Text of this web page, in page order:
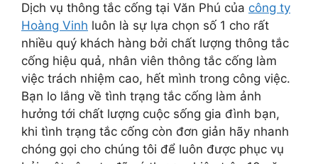
Dịch vụ thông tắc cống tại Văn Phú của công ty
Hoàng Vinh luôn là sự lựa chọn số 1 cho rất
nhiều quý khách hàng bởi chất lượng thông tắc
cống hiệu quả, nhân viên thông tắc cống làm
việc trách nhiệm cao, hết mình trong công việc.
Bạn lo lắng về tình trạng tắc cống làm ảnh
hưởng tới chất lượng cuộc sống gia đình bạn,
khi tình trạng tắc cống còn đơn giản hãy nhanh
chóng gọi cho chúng tôi để luôn được phục vụ